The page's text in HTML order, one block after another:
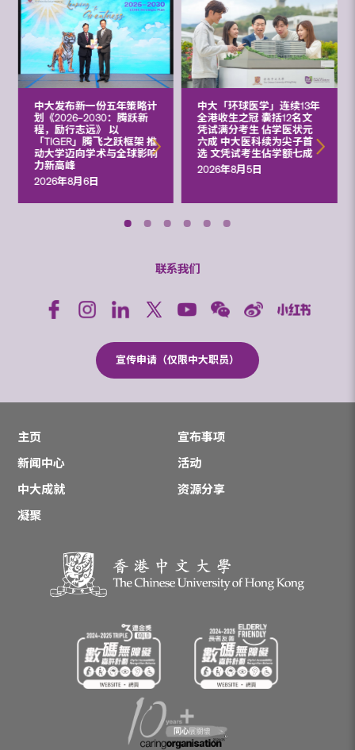
中大发布新一份五年策略计
划《2026‒2030：腾跃新
程，励行志远》 以
「TIGER」腾飞之跃框架 推
动大学迈向学术与全球影响
力新高峰
2026年8月6日
中大「环球医学」连续13年
全港收生之冠 囊括12名文
凭试满分考生 佔学医状元
六成 中大医科续为尖子首
选 文凭试考生佔学额七成
2026年8月5日
联系我们
宣传申请（仅限中大职员）
主页
宣布事项
新闻中心
活动
中大成就
资源分享
凝聚